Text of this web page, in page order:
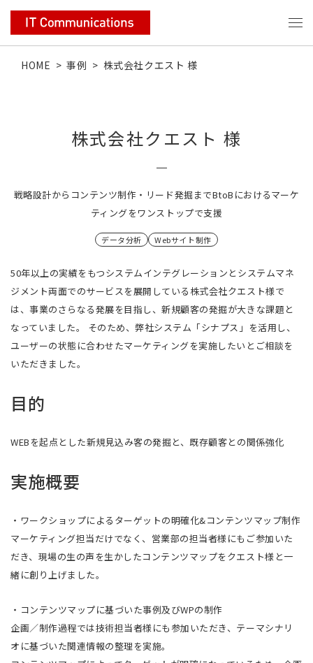
HOME >事例 > 株式会社クエスト 様
株式会社クエスト 様
戦略設計からコンテンツ制作・リード発掘までBtoBにおけるマーケ
ティングをワンストップで支援
データ分析 Webサイト制作
50年以上の実績をもつシステムインテグレーションとシステムマネ
ジメント両面でのサービスを展開している株式会社クエスト様で
は、事業のさらなる発展を目指し、新規顧客の発掘が大きな課題と
なっていました。 そのため、弊社システム「シナプス」を活用し、
ユーザーの状態に合わせたマーケティングを実施したいとご相談を
いただきました。
目的
WEBを起点とした新規見込み客の発掘と、既存顧客との関係強化
実施概要
・ワークショップによるターゲットの明確化&コンテンツマップ制作
マーケティング担当だけでなく、営業部の担当者様にもご参加いた
だき、現場の生の声を生かしたコンテンツマップをクエスト様と一
緒に創り上げました。
・コンテンツマップに基づいた事例及びWPの制作
企画／制作過程では技術担当者様にも参加いただき、テーマシナリ
オに基づいた関連情報の整理を実施。